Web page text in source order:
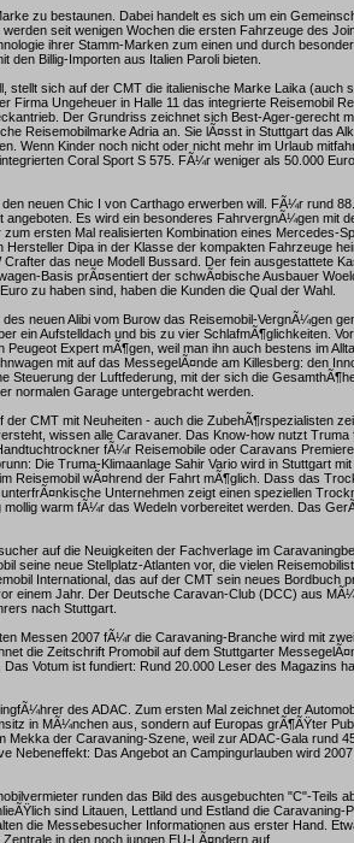
zu bestaunen. Dabei handelt es sich um ein
seit wenigen Wochen die ersten Fahrzeuge des
ihrer Stamm-Marken zum einen und durch
den Billig-Importen aus Italien Paroli bieten.
stellt sich auf der CMT die italienische Marke Laika (auch
Firma Ungeheuer in Halle 11 das integrierte Reisemobil
Der Grundriss zeichnet sich Best-Ager-gerecht
Reisemobilmarke Adria an. Sie lÃ¤sst in Stuttgart das
Wenn Kinder noch nicht oder nicht mehr im Urlaub
Coral Sport S 575. FÃ¼r weniger als 50.000
neuen Chic I von Carthago erwerben will. FÃ¼r rund
angeboten. Es wird ein besonderes FahrvergnÃ¼gen mit
ersten Mal realisierten Kombination eines Mercedes-
Hersteller Dipa in der Klasse der kompakten Fahrzeuge
das neue Modell Bussard. Der fein ausgestattete
Basis prÃ¤sentiert der schwÃ¤bische Ausbauer
zu haben sind, haben die Kunden die Qual der Wahl.
neuen Alibi vom Burow das Reisemobil-VergnÃ¼gen
ein Aufstelldach und bis zu vier SchlafmÃ¶glichkeiten.
Peugeot Expert mÃ¶gen, weil man ihn auch bestens im
mit auf das MessegelÃ¤nde am Killesberg: den
Steuerung der Luftfederung, mit der sich die
normalen Garage untergebracht werden.
CMT mit Neuheiten - auch die ZubehÃ¶rspezialisten
wissen alle Caravaner. Das Know-how nutzt
fÃ¼r Reisemobile oder Caravans
Die Truma-Klimaanlage Sahir Vario wird in Stuttgart
Reisemobil wÃ¤hrend der Fahrt mÃ¶glich. Dass das
Unternehmen zeigt einen speziellen
mollig warm fÃ¼r das Wedeln vorbereitet werden. Das
auf die Neuigkeiten der Fachverlage im
seine neue Stellplatz-Atlanten vor, die vielen
International, das auf der CMT sein neues Bordbuch
einem Jahr. Der Deutsche Caravan-Club (DCC) aus
nach Stuttgart.
Messen 2007 fÃ¼r die Caravaning-Branche wird mit
die Zeitschrift Promobil auf dem Stuttgarter
Votum ist fundiert: Rund 20.000 Leser des Magazins
des ADAC. Zum ersten Mal zeichnet der
in MÃ¼nchen aus, sondern auf Europas grÃ¶ÃŸter
Mekka der Caravaning-Szene, weil zur ADAC-Gala rund
Nebeneffekt: Das Angebot an Campingurlauben wird
runden das Bild des ausgebuchten "C"-Teils
sind Litauen, Lettland und Estland die Caravaning-
die Messebesucher Informationen aus erster Hand.
in den noch jungen EU-LÃ¤ndern auf.